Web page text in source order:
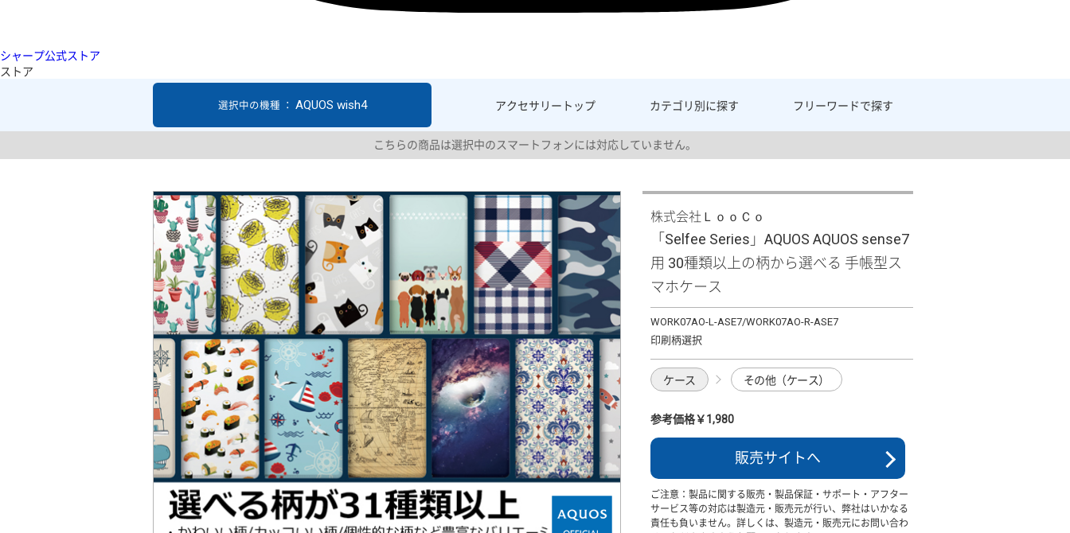
シャープ公式ストア
ストア
アクセサリー トップ カテゴリ別に探す フリーワードで探す
選択中の機種 ： AQUOS wish4
こちらの商品は選択中のスマートフォンには対応していません。
株式会社ＬｏｏＣｏ
「Selfee Series」AQUOS AQUOS sense7
用 30種類以上の柄から選べる 手帳型ス
マホケース
WORK07AO-L-ASE7/WORK07AO-R-ASE7
印刷柄選択
ケース その他（ケース）
参考価格￥1,980
販売サイトへ
ご注意：製品に関する販売・製品保証・サポート・アフター
サービス等の対応は製造元・販売元が行い、弊社はいかなる
責任も負いません。詳しくは、製造元・販売元にお問い合わ